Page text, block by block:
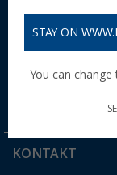
30 Tage
100 Tage für
KONTAKT
STAY ON
You can